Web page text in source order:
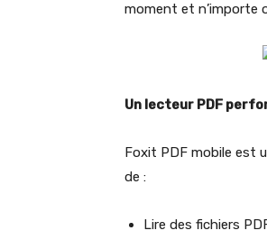
moment et n’importe
Un lecteur PDF
Foxit PDF mobile est
de :
Lire des fichiers